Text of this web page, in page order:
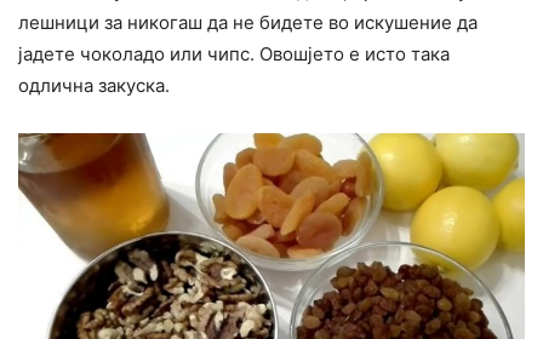
лешници за никогаш да не бидете во искушение да
јадете чоколадо или чипс. Овошјето е исто така
одлична закуска.